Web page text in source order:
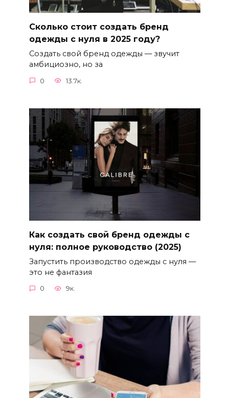
Сколько стоит создать бренд
одежды с нуля в 2025 году?
Создать свой бренд одежды — звучит
амбициозно, но за
0 13.7к.
Как создать свой бренд одежды с
нуля: полное руководство (2025)
Запустить производство одежды с нуля —
это не фантазия
0 9к.